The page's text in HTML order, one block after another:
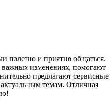
полезно и приятно общаться.
изменениях, помогают
предлагают сервисные
темам. Отличная